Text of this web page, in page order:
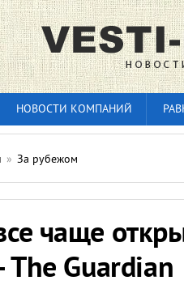
НОВОСТИ КОМПАНИЙ
» За рубежом
чаще
The Guardian